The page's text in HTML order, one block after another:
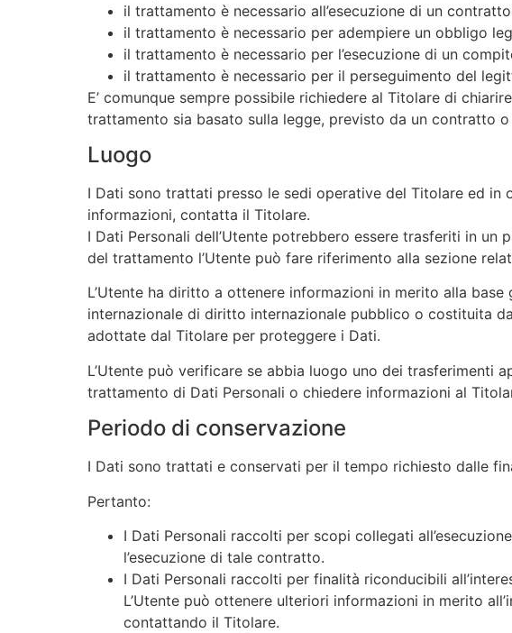
il trattamento è necessario all’esecuzione di un
il trattamento è necessario per adempiere un obbligo
il trattamento è necessario per l’esecuzione di un
il trattamento è necessario per il perseguimento del
E’ comunque sempre possibile richiedere al Titolare di
trattamento sia basato sulla legge, previsto da un contratto
Luogo
I Dati sono trattati presso le sedi operative del Titolare ed
informazioni, contatta il Titolare.
I Dati Personali dell’Utente potrebbero essere trasferiti in
del trattamento l’Utente può fare riferimento alla sezione
L’Utente ha diritto a ottenere informazioni in merito alla
internazionale di diritto internazionale pubblico o costituita
adottate dal Titolare per proteggere i Dati.
L’Utente può verificare se abbia luogo uno dei trasferimenti
trattamento di Dati Personali o chiedere informazioni al
Periodo di conservazione
I Dati sono trattati e conservati per il tempo richiesto dalle
Pertanto:
I Dati Personali raccolti per scopi collegati
l’esecuzione di tale contratto.
I Dati Personali raccolti per finalità riconducibili
L’Utente può ottenere ulteriori informazioni in merito
contattando il Titolare.